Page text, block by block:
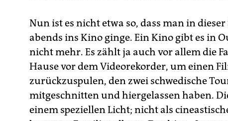
Nun ist es nicht etwa so, dass man in
abends ins Kino ginge. Ein Kino gibt es in
nicht mehr. Es zählt ja auch vor allem die
Hause vor dem Videorekorder, um einen
zurückzuspulen, den zwei schwedische
mitgeschnitten und hiergelassen haben.
einem speziellen Licht; nicht als